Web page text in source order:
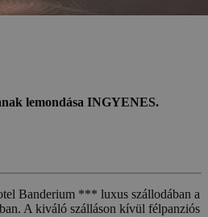
lemondása INGYENES.
Banderium *** luxus szállodában a
A kiváló szálláson kívül félpanziós